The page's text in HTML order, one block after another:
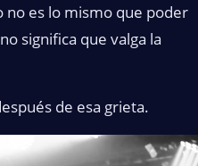
no es lo mismo que poder
significa que valga la
de esa grieta.